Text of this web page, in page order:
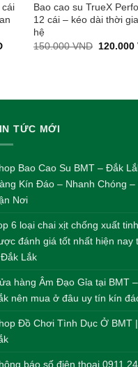
cái
Giá
Bao cao su TrueX
12 cái – kéo dài thời
hệ
150.000VND Giá
120.000
TỨC MỚI
Bao Cao Su BMT – Đắk
Kín Đáo – Nhanh Chóng –
Nơi
6 loại chai xịt chống xuất
đánh giá tốt nhất hiện nay
Lắk
hàng Âm Đạo Gỉa tại BMT
nên mua ở đâu uy tín kín
Đồ Chơi Tình Dục Ở BMT
báo số điện thoại 0911